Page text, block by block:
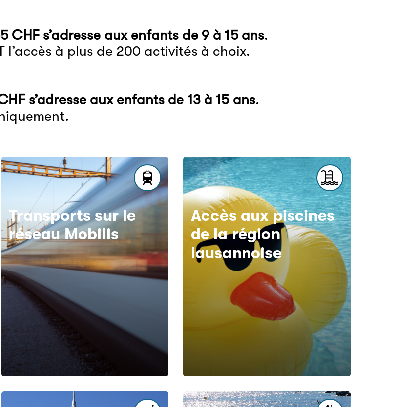
CHF s’adresse aux enfants de 9 à 15 ans.
l’accès à plus de 200 activités à choix.
s’adresse aux enfants de 13 à 15 ans.
Transports sur le
réseau Mobilis
Accès aux piscines
de la région
lausannoise